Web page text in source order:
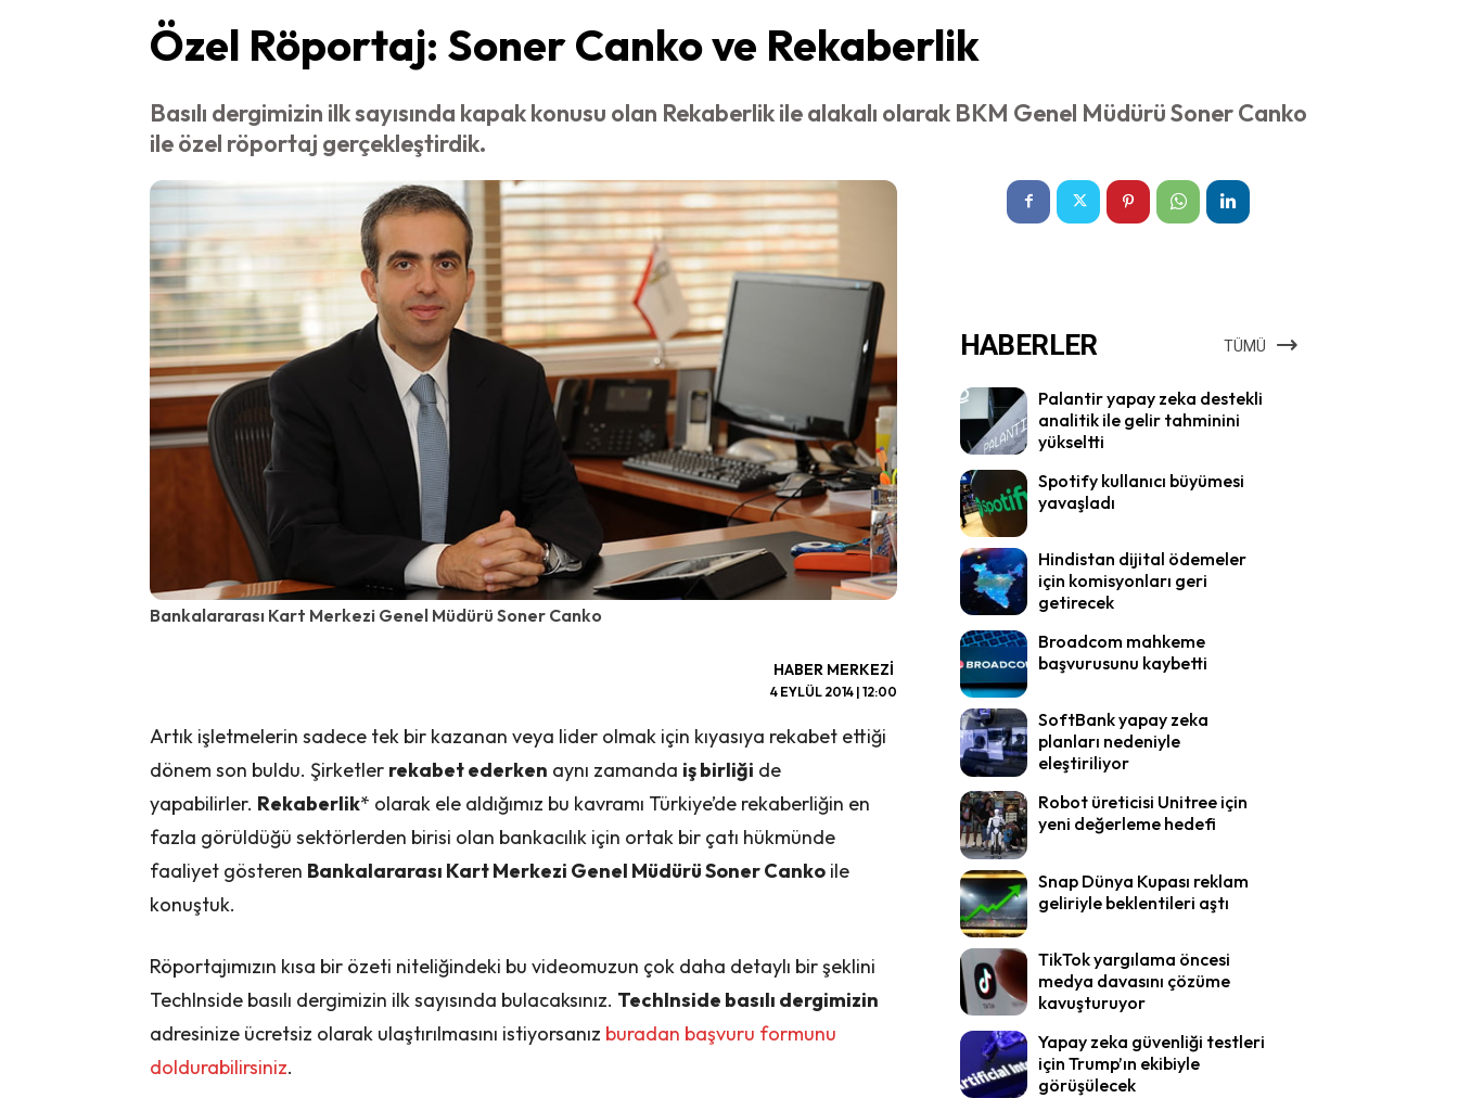
Özel Röportaj: Soner Canko ve Rekaberlik
Basılı dergimizin ilk sayısında kapak konusu olan Rekaberlik ile alakalı olarak BKM Genel Müdürü Soner Canko
ile özel röportaj gerçekleştirdik.
Bankalararası Kart Merkezi Genel Müdürü Soner Canko
HABER MERKEZI
4 EYLÜL 2014 | 12:00
Artık işletmelerin sadece tek bir kazanan veya lider olmak için kıyasıya rekabet ettiği
dönem son buldu. Şirketler rekabet ederken aynı zamanda iş birliği de
yapabilirler. Rekaberlik* olarak ele aldığımız bu kavramı Türkiye’de rekaberliğin en
fazla görüldüğü sektörlerden birisi olan bankacılık için ortak bir çatı hükmünde
faaliyet gösteren Bankalararası Kart Merkezi Genel Müdürü Soner Canko ile
konuştuk.
Röportajımızın kısa bir özeti niteliğindeki bu videomuzun çok daha detaylı bir şeklini
TechInside basılı dergimizin ilk sayısında bulacaksınız. TechInside basılı dergimizin
adresinize ücretsiz olarak ulaştırılmasını istiyorsanız buradan başvuru formunu
doldurabilirsiniz.
HABERLER TÜMÜ
Palantir yapay zeka destekli
analitik ile gelir tahminini
yükseltti
Spotify kullanıcı büyümesi
yavaşladı
Hindistan dijital ödemeler
için komisyonları geri
getirecek
Broadcom mahkeme
başvurusunu kaybetti
SoftBank yapay zeka
planları nedeniyle
eleştiriliyor
Robot üreticisi Unitree için
yeni değerleme hedefi
Snap Dünya Kupası reklam
geliriyle beklentileri aştı
TikTok yargılama öncesi
medya davasını çözüme
kavuşturuyor
Yapay zeka güvenliği testleri
için Trump’ın ekibiyle
görüşülecek